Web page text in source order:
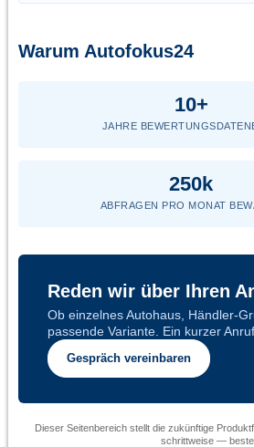
Warum Autofokus24
10+
JAHRE
250k
ABFRAGEN PRO MONAT
Reden wir über Ihren
Ob einzelnes Autohaus, Händler-
passende Variante. Ein kurzer
Gespräch vereinbaren
Dieser Seitenbereich stellt die zukünftige
schrittweise —